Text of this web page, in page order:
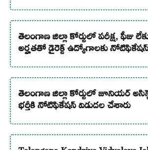
తెలంగాణ జిల్లా కోర్టులో పరీక్ష, ఫీజు
అర్హతతో డైరెక్ట్ ఉద్యోగాలకు నోటిఫికేషన్
తెలంగాణ జిల్లా కోర్టులో జూనియర్
భర్తీకి నోటిఫికేషన్ విడుదల చేశారు